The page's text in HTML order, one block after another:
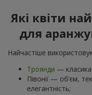
Які квіти
для
Найчастіше
Троянди — класика
Півонії — об’єм,
елегантність;